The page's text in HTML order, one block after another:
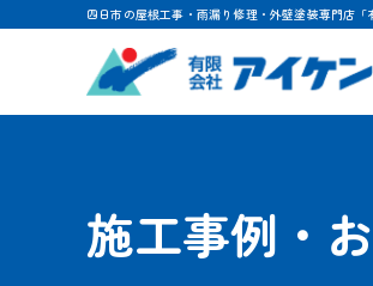
四日市の屋根工事・雨漏り修理・外壁塗装専門店
施工事例・